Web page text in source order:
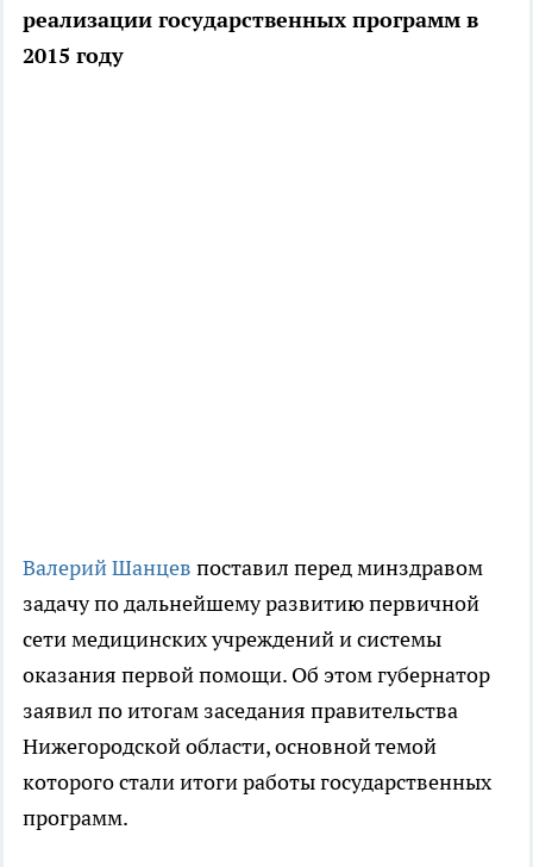
реализации государственных программ в
2015 году
Валерий Шанцев поставил перед минздравом
задачу по дальнейшему развитию первичной
сети медицинских учреждений и системы
оказания первой помощи. Об этом губернатор
заявил по итогам заседания правительства
Нижегородской области, основной темой
которого стали итоги работы государственных
программ.